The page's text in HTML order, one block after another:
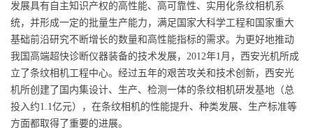
发展具有自主知识产权的高性能、高可靠性、实用化条纹相机系
统，并形成一定的批量生产能力，满足国家大科学工程和国家重大
基础前沿研究不断增长的数量和高性能指标的需求。为更好地推动
我国高端超快诊断仪器装备的技术发展，2012年1月，西安光机所成
立了条纹相机工程中心。经过五年的艰苦攻关和技术创新，西安光
机所创建了国内集设计、生产、检测一体的条纹相机研发基地（总
投入约1.1亿元），在条纹相机的性能提升、种类发展、生产标准等
方面都取得了重要的进展。